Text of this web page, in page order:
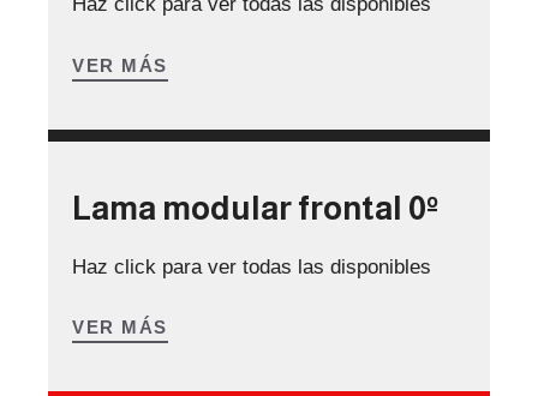
VER MÁS
Lama modular frontal 0º
Haz click para ver todas las disponibles
VER MÁS